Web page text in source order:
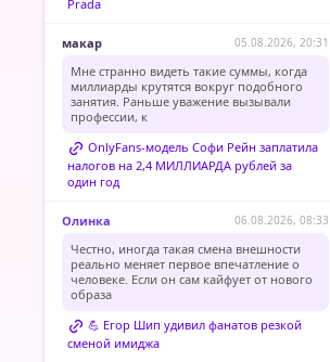
Prada
макар 05.08.2026, 20:31
Мне странно видеть такие суммы, когда
миллиарды крутятся вокруг подобного
занятия. Раньше уважение вызывали
профессии, к
OnlyFans-модель Софи Рейн заплатила
налогов на 2,4 МИЛЛИАРДА рублей за
один год
Олинка 06.08.2026, 08:33
Честно, иногда такая смена внешности
реально меняет первое впечатление о
человеке. Если он сам кайфует от нового
образа
💪 Егор Шип удивил фанатов резкой
сменой имиджа